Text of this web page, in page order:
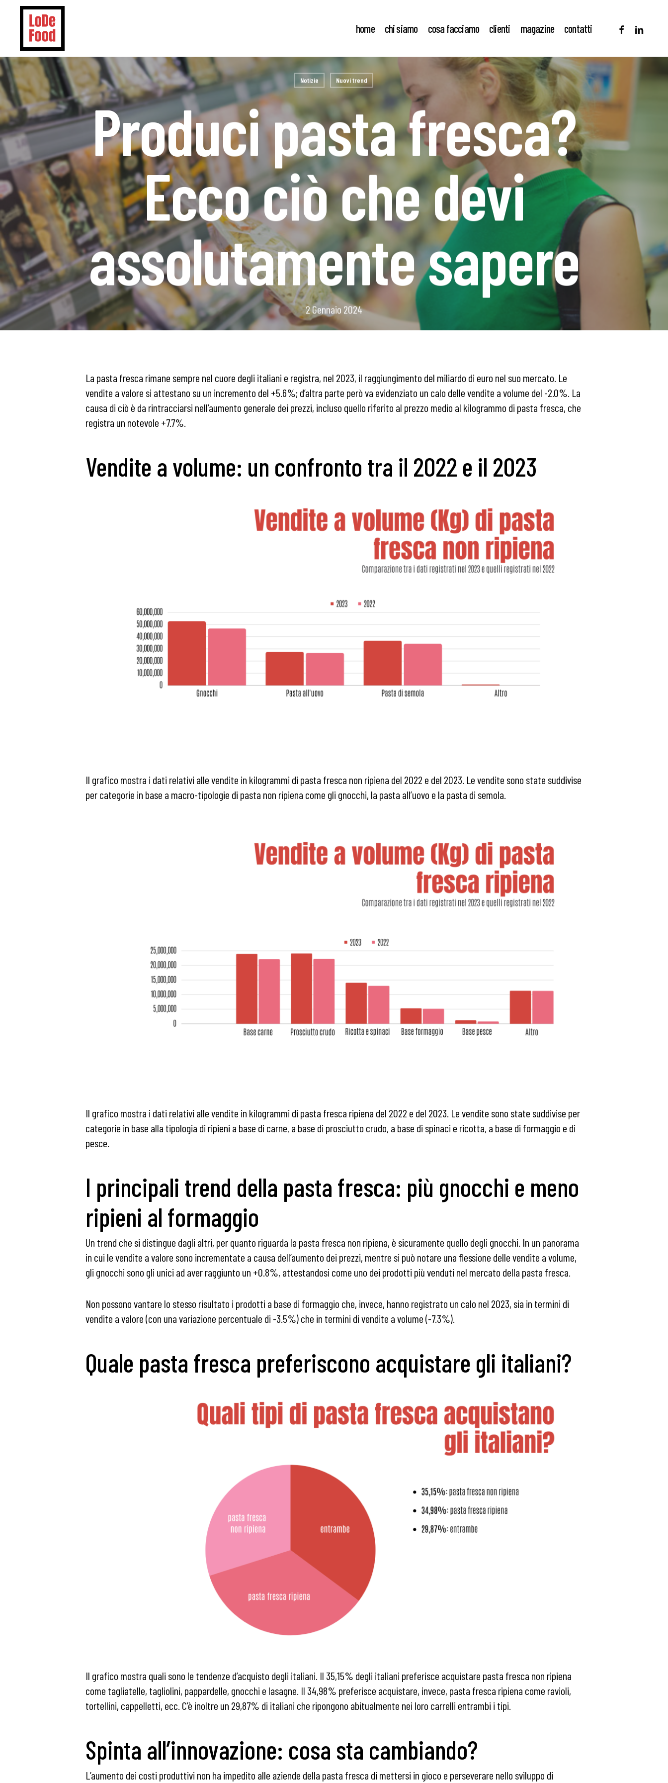
content
home chi siamo cosa facciamo clienti magazine contatti facebook
linkedin
Notizie Nuovi trend
Produci pasta fresca?
Ecco ciò che devi
assolutamente sapere
2 Gennaio 2024
La pasta fresca rimane sempre nel cuore degli italiani e registra, nel 2023, il raggiungimento del miliardo di euro nel suo mercato. Le
vendite a valore si attestano su un incremento del +5.6%; d’altra parte però va evidenziato un calo delle vendite a volume del -2.0%. La
causa di ciò è da rintracciarsi nell’aumento generale dei prezzi, incluso quello riferito al prezzo medio al kilogrammo di pasta fresca, che
registra un notevole +7.7%.
Vendite a volume: un confronto tra il 2022 e il 2023
Il grafico mostra i dati relativi alle vendite in kilogrammi di pasta fresca non ripiena del 2022 e del 2023. Le vendite sono state suddivise
per categorie in base a macro-tipologie di pasta non ripiena come gli gnocchi, la pasta all’uovo e la pasta di semola.
Il grafico mostra i dati relativi alle vendite in kilogrammi di pasta fresca ripiena del 2022 e del 2023. Le vendite sono state suddivise per
categorie in base alla tipologia di ripieni a base di carne, a base di prosciutto crudo, a base di spinaci e ricotta, a base di formaggio e di
pesce.
I principali trend della pasta fresca: più gnocchi e meno
ripieni al formaggio
Un trend che si distingue dagli altri, per quanto riguarda la pasta fresca non ripiena, è sicuramente quello degli gnocchi. In un panorama
in cui le vendite a valore sono incrementate a causa dell’aumento dei prezzi, mentre si può notare una flessione delle vendite a volume,
gli gnocchi sono gli unici ad aver raggiunto un +0.8%, attestandosi come uno dei prodotti più venduti nel mercato della pasta fresca.
Non possono vantare lo stesso risultato i prodotti a base di formaggio che, invece, hanno registrato un calo nel 2023, sia in termini di
vendite a valore (con una variazione percentuale di -3.5%) che in termini di vendite a volume (-7.3%).
Quale pasta fresca preferiscono acquistare gli italiani?
Il grafico mostra quali sono le tendenze d’acquisto degli italiani. Il 35,15% degli italiani preferisce acquistare pasta fresca non ripiena
come tagliatelle, tagliolini, pappardelle, gnocchi e lasagne. Il 34,98% preferisce acquistare, invece, pasta fresca ripiena come ravioli,
tortellini, cappelletti, ecc. C’è inoltre un 29,87% di italiani che ripongono abitualmente nei loro carrelli entrambi i tipi.
Spinta all’innovazione: cosa sta cambiando?
L’aumento dei costi produttivi non ha impedito alle aziende della pasta fresca di mettersi in gioco e perseverare nello sviluppo di